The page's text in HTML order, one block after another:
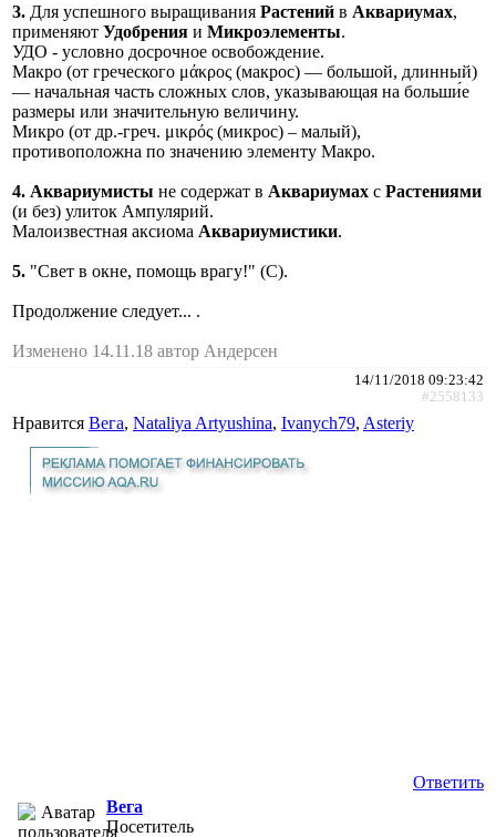
3. Для успешного выращивания Растений в Аквариумах,
применяют Удобрения и Микроэлементы.
УДО - условно досрочное освобождение.
Макро (от греческого μάκρος (макрос) — большой, длинный)
— начальная часть сложных слов, указывающая на больши́е
размеры или значительную величину.
Микро (от др.-греч. μικρός (микрос) – малый),
противоположна по значению элементу Макро.
4. Аквариумисты не содержат в Аквариумах с Растениями
(и без) улиток Ампулярий.
Малоизвестная аксиома Аквариумистики.
5. "Свет в окне, помощь врагу!" (С).
Продолжение следует... .
Изменено 14.11.18 автор Андерсен
14/11/2018 09:23:42
#2558133
Нравится Вега, Nataliya Artyushina, Ivanych79, Asteriy
Ответить
Вега
Посетитель